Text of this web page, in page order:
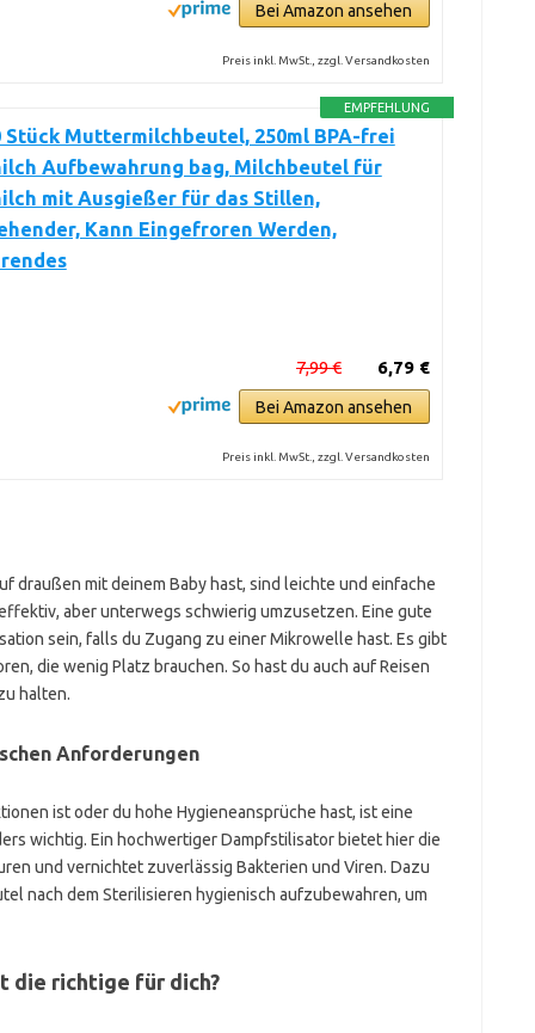
Bei Amazon ansehen
Preis inkl. MwSt., zzgl. Versandkosten
EMPFEHLUNG
Stück Muttermilchbeutel, 250ml BPA-frei
Aufbewahrung bag, Milchbeutel für
mit Ausgießer für das Stillen,
Kann Eingefroren Werden,
6,79 €
7,99 €
Bei Amazon ansehen
Preis inkl. MwSt., zzgl. Versandkosten
draußen mit deinem Baby hast, sind leichte und einfache
aber unterwegs schwierig umzusetzen. Eine gute
sein, falls du Zugang zu einer Mikrowelle hast. Es gibt
die wenig Platz brauchen. So hast du auch auf Reisen
halten.
Anforderungen
ist oder du hohe Hygieneansprüche hast, ist eine
wichtig. Ein hochwertiger Dampfstilisator bietet hier die
und vernichtet zuverlässig Bakterien und Viren. Dazu
nach dem Sterilisieren hygienisch aufzubewahren, um
die richtige für dich?